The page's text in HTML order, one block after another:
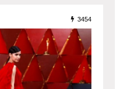
3454